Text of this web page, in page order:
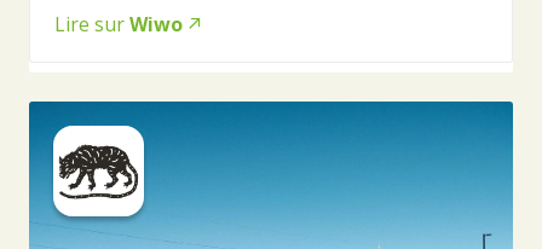
Lire surWiwo